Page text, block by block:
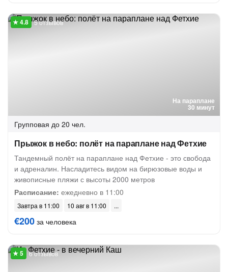
На параплане
30 минут
5 отзывов
Групповая до 20 чел.
Прыжок в небо: полёт на параплане над Фетхие
Тандемный полёт на параплане над Фетхие - это свобода
и адреналин. Насладитесь видом на бирюзовые воды и
живописные пляжи с высоты 2000 метров
Расписание: ежедневно в 11:00
Завтра в 11:00 10 авг в 11:00
€200 за человека
6 отзывов